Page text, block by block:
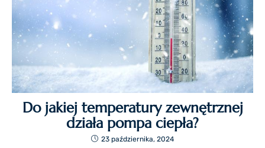
Do jakiej temperatury zewnętrznej
działa pompa ciepła?
23 października, 2024